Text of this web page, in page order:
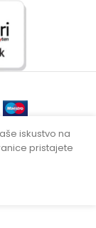
iskustvo na
pristajete